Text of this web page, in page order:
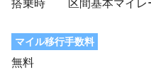
搭乗時 区間基本マイレ
マイル移行手数料
無料